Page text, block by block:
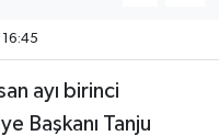
ayı birinci
Başkanı Tanju